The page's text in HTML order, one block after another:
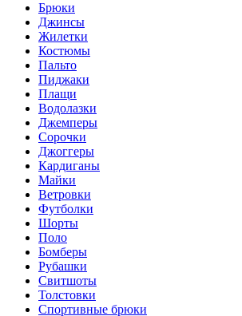
Брюки
Джинсы
Жилетки
Костюмы
Пальто
Пиджаки
Плащи
Водолазки
Джемперы
Сорочки
Джоггеры
Кардиганы
Майки
Ветровки
Футболки
Шорты
Поло
Бомберы
Рубашки
Свитшоты
Толстовки
Спортивные брюки